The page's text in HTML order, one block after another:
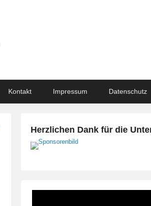
Kontakt Impressum Datenschutz
Herzlichen Dank für die